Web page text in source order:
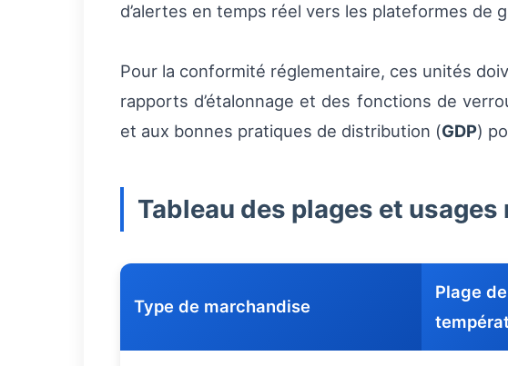
d’alertes en temps réel vers les plateformes de
Pour la conformité réglementaire, ces unités
rapports d’étalonnage et des fonctions de
et aux bonnes pratiques de distribution (GDP)
Tableau des plages et
Type de marchandise
Plage de